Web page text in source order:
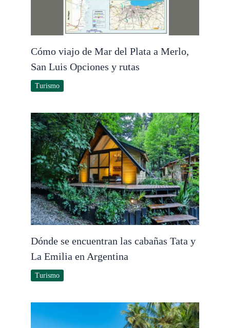
Cómo viajo de Mar del Plata a Merlo,
San Luis Opciones y rutas
Turismo
Dónde se encuentran las cabañas Tata y
La Emilia en Argentina
Turismo